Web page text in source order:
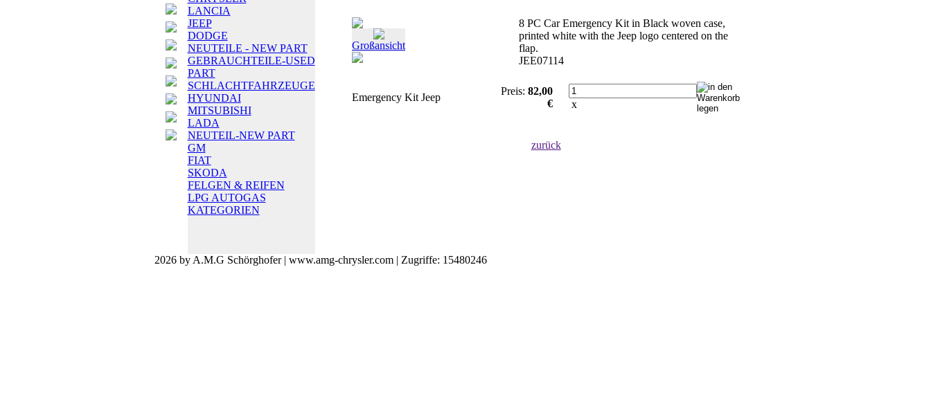
LANCIA
JEEP
DODGE
NEUTEILE - NEW PART
GEBRAUCHTEILE-USED
PART
SCHLACHTFAHRZEUGE
HYUNDAI
MITSUBISHI
LADA
NEUTEIL-NEW PART
GM
FIAT
SKODA
FELGEN & REIFEN
LPG AUTOGAS
KATEGORIEN
Großansicht
8 PC Car Emergency Kit in Black woven case,
printed white with the Jeep logo centered on the
flap.
JEE07114
Emergency Kit Jeep
Preis: 82,00
€
x
zurück
2026 by A.M.G Schörghofer | www.amg-chrysler.com | Zugriffe: 15480246